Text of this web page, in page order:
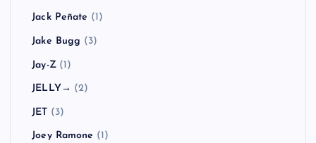
Jack Peñate (1)
Jake Bugg (3)
Jay-Z(1)
JELLY→ (2)
JET (3)
Joey Ramone (1)